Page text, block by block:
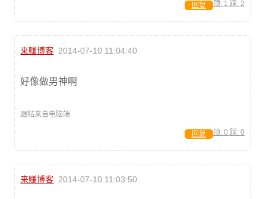
顶: 1 踩: 2
回复
来赚博客 2014-07-10 11:04:40
好像做男神啊
跟帖来自电脑端
顶: 0 踩: 0
回复
来赚博客 2014-07-10 11:03:50